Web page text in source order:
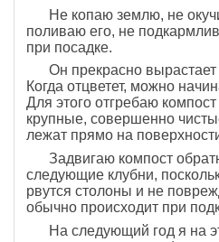
Не копаю землю, не
поливаю его, не
при посадке.
Он прекрасно
Когда отцветет, можно
Для этого отгребаю
крупные, совершенно
лежат прямо на
Задвигаю компост
следующие клубни,
рвутся столоны и не
обычно происходит при
На следующий год я на